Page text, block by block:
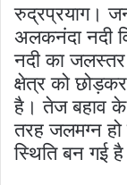
रुद्रप्रयाग।
अलकनंदा नदी
नदी का
क्षेत्र को
है। तेज बहाव के
तरह जलमग्न
स्थिति बन गई